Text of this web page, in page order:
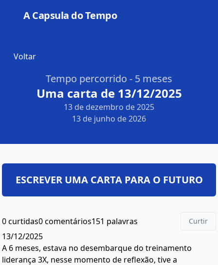
A Capsula do Tempo
Voltar
Tempo percorrido - 5 meses
Uma carta de 13/12/2025
13 de dezembro de 2025
13 de junho de 2026
0 curtidas0 comentários151 palavras Curtir
13/12/2025
A 6 meses, estava no desembarque do treinamento
liderança 3X, nesse momento de reflexão, tive a
ESCREVER UMA CARTA PARA O FUTURO